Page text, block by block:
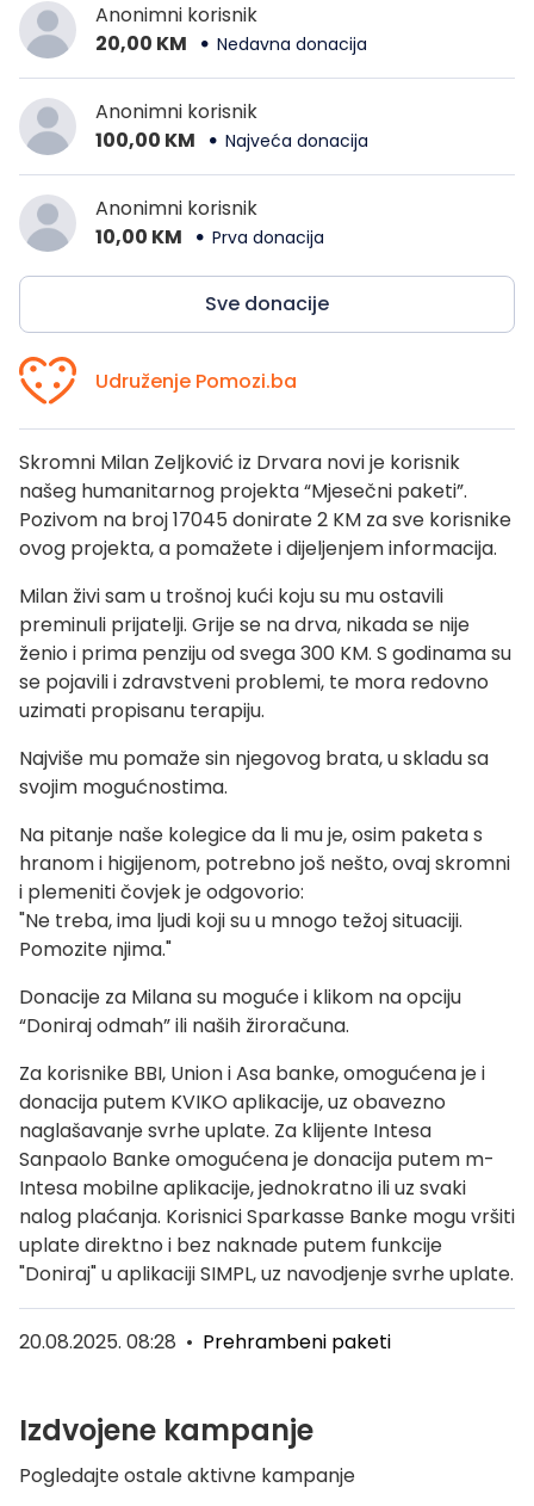
Anonimni korisnik
20,00 KM
Nedavna donacija
Anonimni korisnik
100,00 KM
Najveća donacija
Anonimni korisnik
10,00 KM
Prva donacija
Sve donacije
Udruženje Pomozi.ba
Skromni Milan Zeljković iz Drvara novi je korisnik
našeg humanitarnog projekta “Mjesečni paketi”.
Pozivom na broj 17045 donirate 2 KM za sve korisnike
ovog projekta, a pomažete i dijeljenjem informacija.
Milan živi sam u trošnoj kući koju su mu ostavili
preminuli prijatelji. Grije se na drva, nikada se nije
ženio i prima penziju od svega 300 KM. S godinama su
se pojavili i zdravstveni problemi, te mora redovno
uzimati propisanu terapiju.
Najviše mu pomaže sin njegovog brata, u skladu sa
svojim mogućnostima.
Na pitanje naše kolegice da li mu je, osim paketa s
hranom i higijenom, potrebno još nešto, ovaj skromni
i plemeniti čovjek je odgovorio:
"Ne treba, ima ljudi koji su u mnogo težoj situaciji.
Pomozite njima."
Donacije za Milana su moguće i klikom na opciju
“Doniraj odmah” ili naših žiroračuna.
Za korisnike BBI, Union i Asa banke, omogućena je i
donacija putem KVIKO aplikacije, uz obavezno
naglašavanje svrhe uplate. Za klijente Intesa
Sanpaolo Banke omogućena je donacija putem m-
Intesa mobilne aplikacije, jednokratno ili uz svaki
nalog plaćanja. Korisnici Sparkasse Banke mogu vršiti
uplate direktno i bez naknade putem funkcije
"Doniraj" u aplikaciji SIMPL, uz navodjenje svrhe uplate.
20.08.2025. 08:28 • Prehrambeni paketi
Izdvojene kampanje
Pogledajte ostale aktivne kampanje